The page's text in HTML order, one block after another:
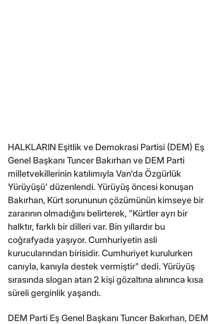
HALKLARIN Eşitlik ve Demokrasi Partisi (DEM) Eş
Genel Başkanı Tuncer Bakırhan ve DEM Parti
milletvekillerinin katılımıyla Van'da Özgürlük
Yürüyüşü' düzenlendi. Yürüyüş öncesi konuşan
Bakırhan, Kürt sorununun çözümünün kimseye bir
zararının olmadığını belirterek, "Kürtler ayrı bir
halktır, farklı bir dilleri var. Bin yıllardır bu
coğrafyada yaşıyor. Cumhuriyetin asli
kurucularından birisidir. Cumhuriyet kurulurken
canıyla, kanıyla destek vermiştir" dedi. Yürüyüş
sırasında slogan atan 2 kişi gözaltına alınınca kısa
süreli gerginlik yaşandı.
DEM Parti Eş Genel Başkanı Tuncer Bakırhan, DEM